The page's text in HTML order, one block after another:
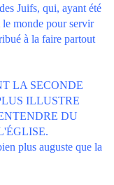
Juifs, qui, ayant été
le monde pour servir
à la faire partout
LA SECONDE
ILLUSTRE
DU
plus auguste que la